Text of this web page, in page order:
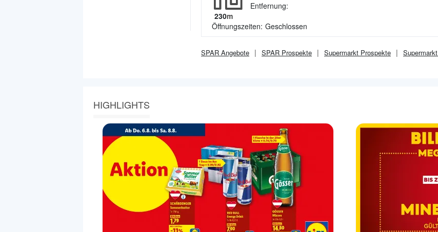
Entfernung:
230m
Öffnungszeiten: Geschlossen
SPAR Angebote SPAR Prospekte Supermarkt Prospekte Supermarkt
HIGHLIGHTS